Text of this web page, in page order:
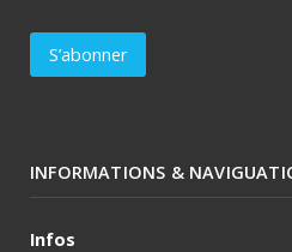
INFORMATIONS &
Infos